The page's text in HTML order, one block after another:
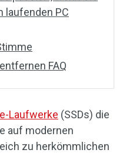
laufenden PC
FAQ
Laufwerke (SSDs) die
auf modernen
zu herkömmlichen